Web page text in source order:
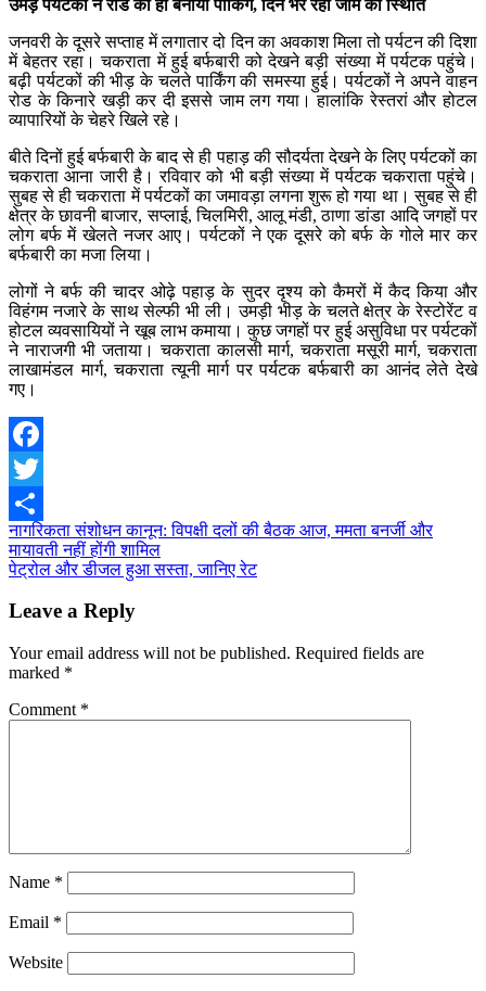
उमड़े पर्यटकों ने रोड को ही बनाया पार्किंग, दिन भर रही जाम की स्थिति
जनवरी के दूसरे सप्ताह में लगातार दो दिन का अवकाश मिला तो पर्यटन की दिशा
में बेहतर रहा। चकराता में हुई बर्फबारी को देखने बड़ी संख्या में पर्यटक पहुंचे।
बढ़ी पर्यटकों की भीड़ के चलते पार्किंग की समस्या हुई। पर्यटकों ने अपने वाहन
रोड के किनारे खड़ी कर दी इससे जाम लग गया। हालांकि रेस्तरां और होटल
व्यापारियों के चेहरे खिले रहे।
बीते दिनों हुई बर्फबारी के बाद से ही पहाड़ की सौदर्यता देखने के लिए पर्यटकों का
चकराता आना जारी है। रविवार को भी बड़ी संख्या में पर्यटक चकराता पहुंचे।
सुबह से ही चकराता में पर्यटकों का जमावड़ा लगना शुरू हो गया था। सुबह से ही
क्षेत्र के छावनी बाजार, सप्लाई, चिलमिरी, आलू मंडी, ठाणा डांडा आदि जगहों पर
लोग बर्फ में खेलते नजर आए। पर्यटकों ने एक दूसरे को बर्फ के गोले मार कर
बर्फबारी का मजा लिया।
लोगों ने बर्फ की चादर ओढ़े पहाड़ के सुदर दृश्य को कैमरों में कैद किया और
विहंगम नजारे के साथ सेल्फी भी ली। उमड़ी भीड़ के चलते क्षेत्र के रेस्टोरेंट व
होटल व्यवसायियों ने खूब लाभ कमाया। कुछ जगहों पर हुई असुविधा पर पर्यटकों
ने नाराजगी भी जताया। चकराता कालसी मार्ग, चकराता मसूरी मार्ग, चकराता
लाखामंडल मार्ग, चकराता त्यूनी मार्ग पर पर्यटक बर्फबारी का आनंद लेते देखे
गए।
Facebook
Twitter
Share
Post
navigation
नागरिकता संशोधन कानून: विपक्षी दलों की बैठक आज, ममता बनर्जी और
मायावती नहीं होंगी शामिल
पेट्रोल और डीजल हुआ सस्ता, जानिए रेट
Leave a Reply
Your email address will not be published. Required fields are
marked *
Comment *
Name *
Email *
Website